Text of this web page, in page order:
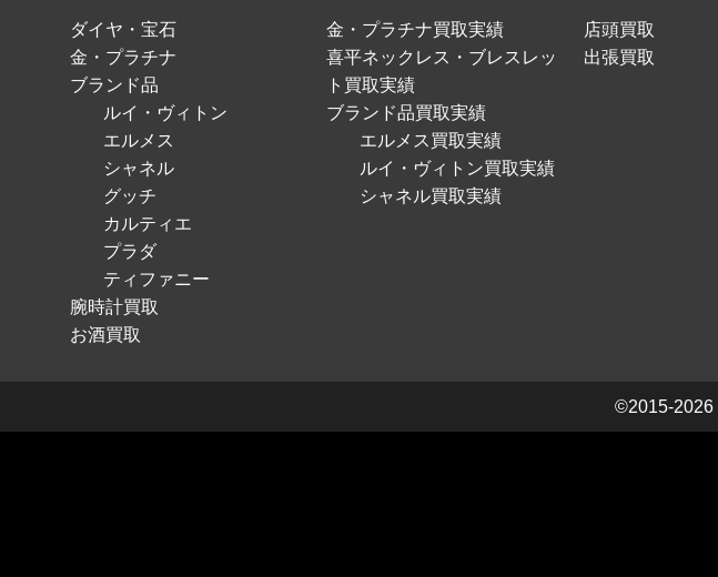
ダイヤ・宝石
金・プラチナ
ブランド品
ルイ・ヴィトン
エルメス
シャネル
グッチ
カルティエ
プラダ
ティファニー
腕時計買取
お酒買取
金・プラチナ買取実績
喜平ネックレス・ブレスレッ
ト買取実績
ブランド品買取実績
エルメス買取実績
ルイ・ヴィトン買取実績
シャネル買取実績
店頭買取
出張買取
©2015-2026